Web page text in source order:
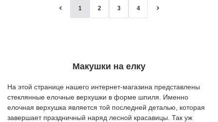
1 2 3 4
Макушки на елку
На этой странице нашего интернет-магазина представлены
стеклянные елочные верхушки в форме шпиля. Именно
елочная верхушка является той последней деталью, которая
завершает праздничный наряд лесной красавицы. Так уж